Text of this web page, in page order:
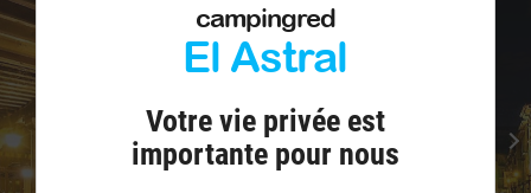
campingred
El Astral
Votre vie privée est
importante pour nous